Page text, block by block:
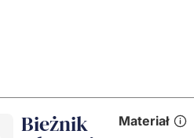
Bieżnik Materiał